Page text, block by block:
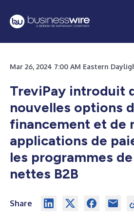
Mar 26, 2024 7:00 AM Eastern
TreviPay introduit
nouvelles options
financement et de
applications de
les programmes
nettes B2B
Share